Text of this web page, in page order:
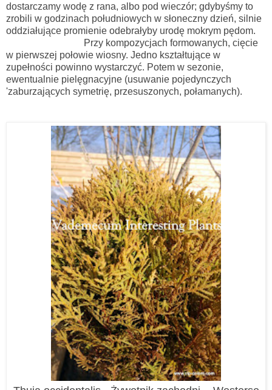
dostarczamy wodę z rana, albo pod wieczór; gdybyśmy to
zrobili w godzinach południowych w słoneczny dzień, silnie
oddziałujące promienie odebrałyby urodę mokrym pędom.
Przy kompozycjach formowanych, cięcie
w pierwszej połowie wiosny. Jedno kształtujące w
zupełności powinno wystarczyć. Potem w sezonie,
ewentualnie pielęgnacyjne (usuwanie pojedynczych
'zaburzających symetrię, przesuszonych, połamanych).